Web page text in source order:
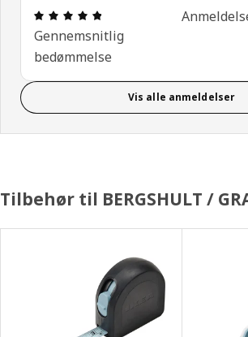
Anmeldelse: 4.8 Ud af 5
Gennemsnitlig
bedømmelse
Vis alle anmeldelser
Tilbehør til BERGSHULT /